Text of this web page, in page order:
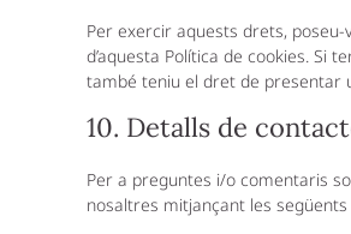
Per exercir aquests drets,
d’aquesta Política de cookies. Si
també teniu el dret de presentar
10. Detalls de
Per a preguntes i/o comentaris
nosaltres mitjançant les